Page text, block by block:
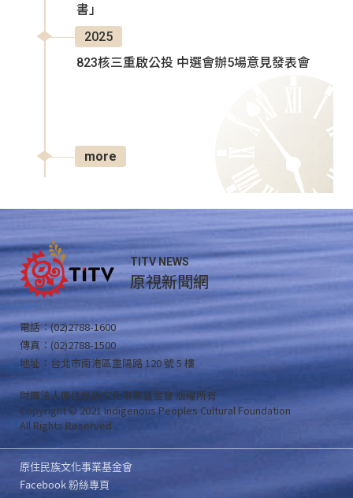
書」
2025
823核三重啟公投 中選會辦5場意見發表會
more
TITV NEWS
原視新聞網
電話：(02)2788-1600
傳真：(02)2788-1500
地址：台北市南港區重陽路 120 號 5 樓
財團法人原住民族文化事業基金會 版權所有
Copyright © 2021 Indigenous Peoples Cultural Foundation
All Rights Reserved .
原住民族文化事業基金會
Facebook 粉絲專頁